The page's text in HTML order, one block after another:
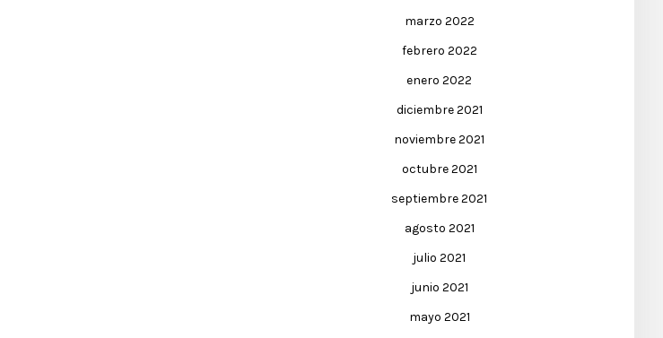
marzo 2022
febrero 2022
enero 2022
diciembre 2021
noviembre 2021
octubre 2021
septiembre 2021
agosto 2021
julio 2021
junio 2021
mayo 2021